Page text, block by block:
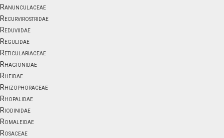
Ranunculaceae
Recurvirostridae
Reduviidae
Regulidae
Reticulariaceae
Rhagionidae
Rheidae
Rhizophoraceae
Rhopalidae
Riodinidae
Romaleidae
Rosaceae